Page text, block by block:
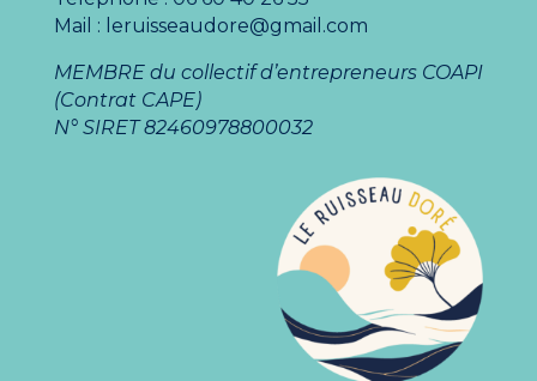
Mail : leruisseaudore@gmail.com
MEMBRE du collectif d’entrepreneurs COAPI
(Contrat CAPE)
N° SIRET 82460978800032